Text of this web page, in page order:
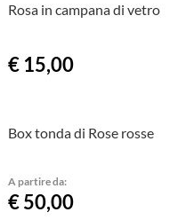
Rosa in campana di vetro
€ 15,00
Box tonda di Rose rosse
A partire da:
€ 50,00